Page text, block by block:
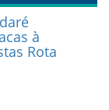
à
Rota